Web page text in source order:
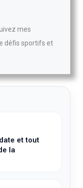
mes
défis sportifs et
et tout
la